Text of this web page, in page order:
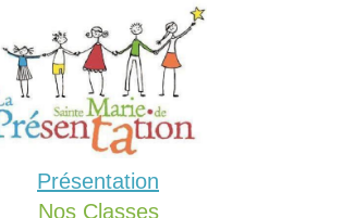
Présentation
Nos Classes